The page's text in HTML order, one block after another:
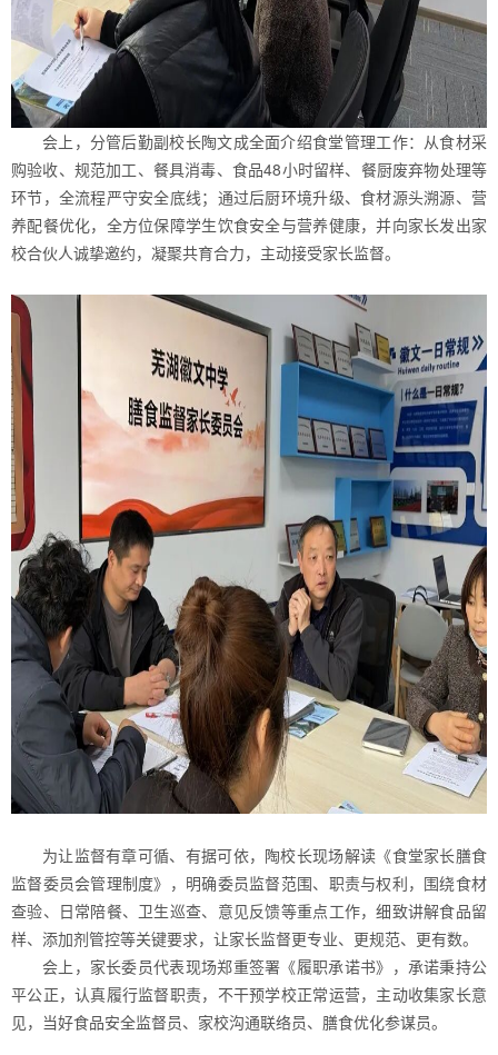
会上，分管后勤副校长陶文成全面介绍食堂管理工作：从食材采
购验收、规范加工、餐具消毒、食品48小时留样、餐厨废弃物处理等
环节，全流程严守安全底线；通过后厨环境升级、食材源头溯源、营
养配餐优化，全方位保障学生饮食安全与营养健康，并向家长发出家
校合伙人诚挚邀约，凝聚共育合力，主动接受家长监督。
为让监督有章可循、有据可依，陶校长现场解读《食堂家长膳食
监督委员会管理制度》，明确委员监督范围、职责与权利，围绕食材
查验、日常陪餐、卫生巡查、意见反馈等重点工作，细致讲解食品留
样、添加剂管控等关键要求，让家长监督更专业、更规范、更有数。
会上，家长委员代表现场郑重签署《履职承诺书》，承诺秉持公
平公正，认真履行监督职责，不干预学校正常运营，主动收集家长意
见，当好食品安全监督员、家校沟通联络员、膳食优化参谋员。